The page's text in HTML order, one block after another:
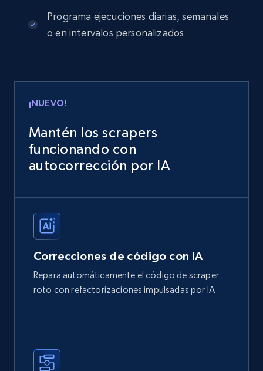
Programa ejecuciones diarias, semanales
o en intervalos personalizados
¡NUEVO!
Mantén los scrapers
funcionando con
autocorrección por IA
Correcciones de código con IA
Repara automáticamente el código de scraper
roto con refactorizaciones impulsadas por IA